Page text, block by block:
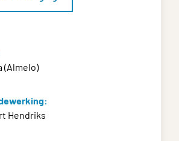
(Almelo)
Hendriks